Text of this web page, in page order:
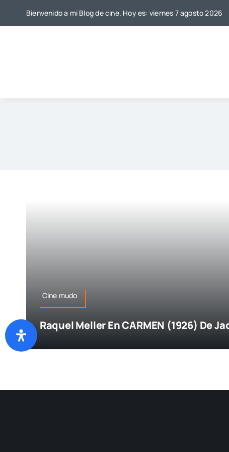
Bienvenido a mi Blog de cine. Hoy es: viernes 7 agosto 2026
Cine mudo
Raquel Meller En CARMEN (1926) De